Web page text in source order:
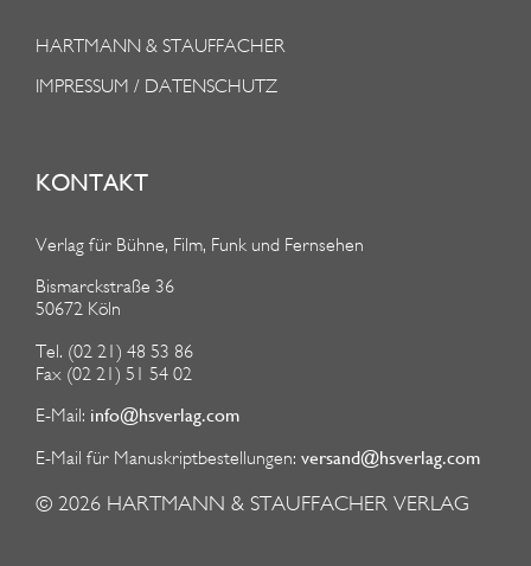
HARTMANN & STAUFFACHER
IMPRESSUM / DATENSCHUTZ
KONTAKT
Verlag für Bühne, Film, Funk und Fernsehen
Bismarckstraße 36
50672 Köln
Tel. (02 21) 48 53 86
Fax (02 21) 51 54 02
E-Mail: info@hsverlag.com
E-Mail für Manuskriptbestellungen: versand@hsverlag.com
© 2026 HARTMANN & STAUFFACHER VERLAG